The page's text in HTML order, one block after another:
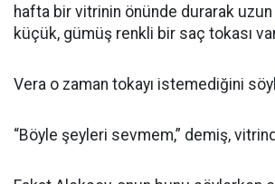
hafta bir vitrinin önünde durarak uzun
küçük, gümüş renkli bir saç tokası
Vera o zaman tokayı istemediğini
“Böyle şeyleri sevmem,” demiş,